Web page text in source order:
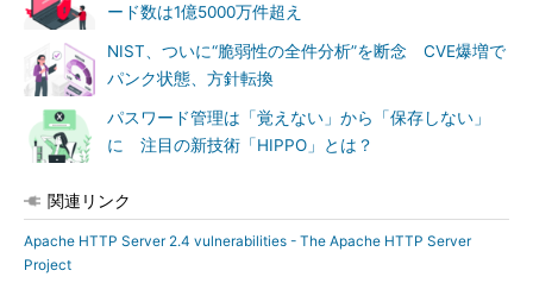
ード数は1億5000万件超え
NIST、ついに“脆弱性の全件分析”を断念 CVE爆増で
パンク状態、方針転換
パスワード管理は「覚えない」から「保存しない」
に 注目の新技術「HIPPO」とは？
関連リンク
Apache HTTP Server 2.4 vulnerabilities - The Apache HTTP Server
Project